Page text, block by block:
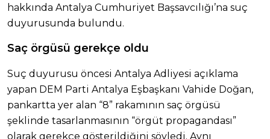
hakkında Antalya Cumhuriyet Başsavcılığı’na suç
duyurusunda bulundu.
Saç örgüsü gerekçe oldu
Suç duyurusu öncesi Antalya Adliyesi açıklama
yapan DEM Parti Antalya Eşbaşkanı Vahide Doğan,
pankartta yer alan “8” rakamının saç örgüsü
şeklinde tasarlanmasının “örgüt propagandası”
olarak gerekçe gösterildiğini söyledi. Aynı